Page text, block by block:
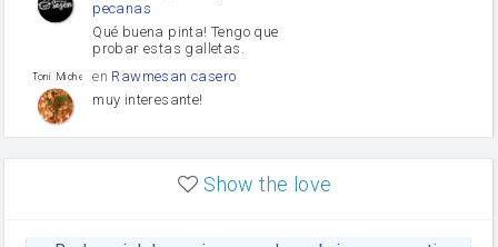
pecanas
Qué buena pinta! Tengo que
probar estas galletas.
Toni Michel Caubet
en Rawmesan casero
muy interesante!
enLasaña casera fácil y
Show the love